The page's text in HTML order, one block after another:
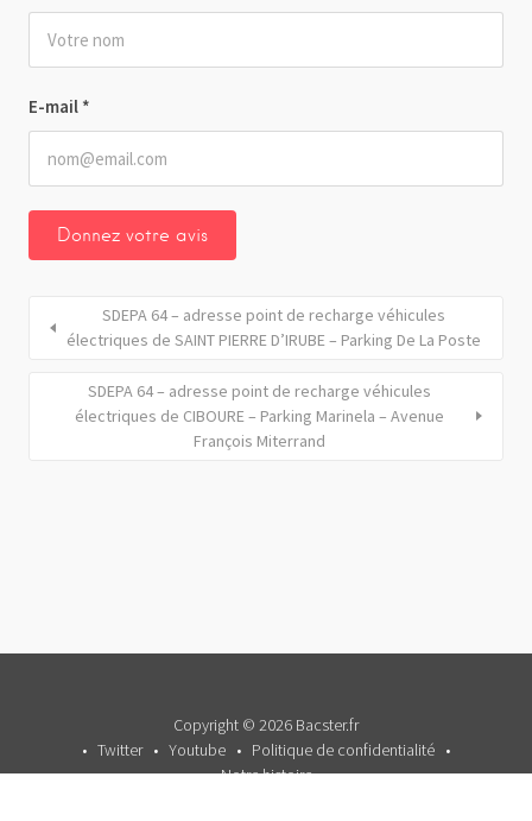
E-mail *
SDEPA 64 – adresse point de recharge véhicules
électriques de SAINT PIERRE D’IRUBE – Parking De La Poste
SDEPA 64 – adresse point de recharge véhicules
électriques de CIBOURE – Parking Marinela – Avenue
François Miterrand
Copyright © 2026 Bacster.fr
Twitter
Youtube
Politique de confidentialité
Notre histoire